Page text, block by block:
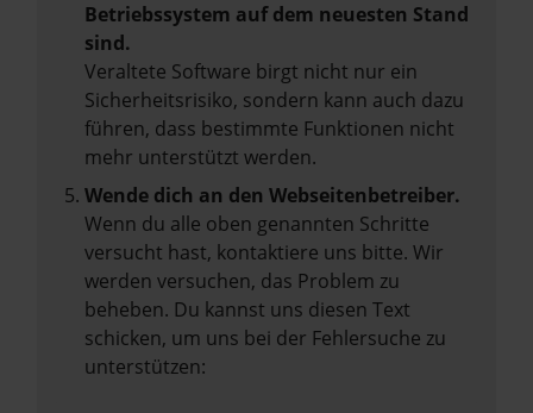
Betriebssystem auf dem neuesten Stand
sind.
Veraltete Software birgt nicht nur ein
Sicherheitsrisiko, sondern kann auch dazu
führen, dass bestimmte Funktionen nicht
mehr unterstützt werden.
Wende dich an den Webseitenbetreiber.
Wenn du alle oben genannten Schritte
versucht hast, kontaktiere uns bitte. Wir
werden versuchen, das Problem zu
beheben. Du kannst uns diesen Text
schicken, um uns bei der Fehlersuche zu
unterstützen: